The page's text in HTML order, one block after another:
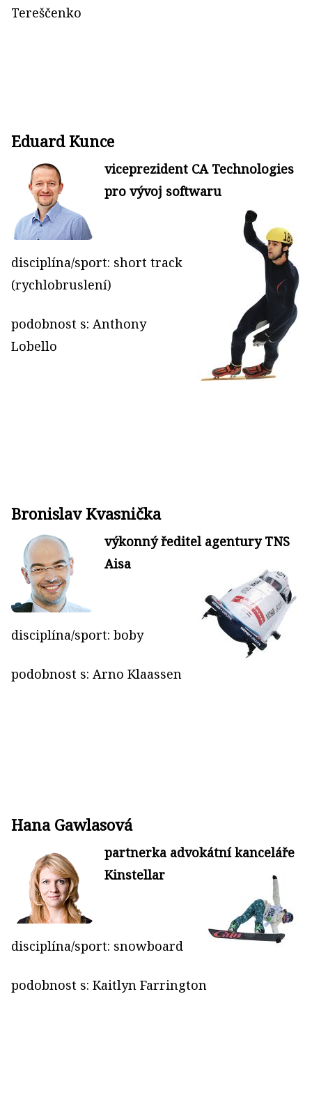
Tereščenko
Eduard Kunce
viceprezident CA Technologies
pro vývoj softwaru
disciplína/sport: short track
(rychlobruslení)
podobnost s: Anthony
Lobello
Bronislav Kvasnička
výkonný ředitel agentury TNS
Aisa
disciplína/sport: boby
podobnost s: Arno Klaassen
Hana Gawlasová
partnerka advokátní kanceláře
Kinstellar
disciplína/sport: snowboard
podobnost s: Kaitlyn Farrington